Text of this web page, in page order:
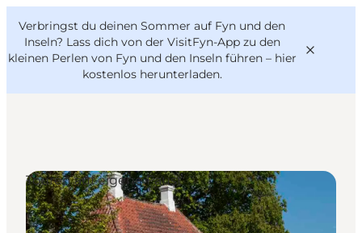
Verbringst du deinen Sommer auf Fyn und den
Inseln? Lass dich von der VisitFyn-App zu den
kleinen Perlen von Fyn und den Inseln führen – hier
kostenlos herunterladen.
Reise Ideen
Outdoor & bike
Essen & trinken
VisitFyn
Deutsch
Touren auf eigene Faust